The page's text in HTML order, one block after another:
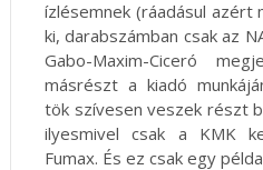
ízlésemnek (ráadásul azért
ki, darabszámban csak az
Gabo-Maxim-Ciceró
másrészt a kiadó
tök szívesen veszek részt
ilyesmivel csak a KMK
Fumax. És ez csak egy